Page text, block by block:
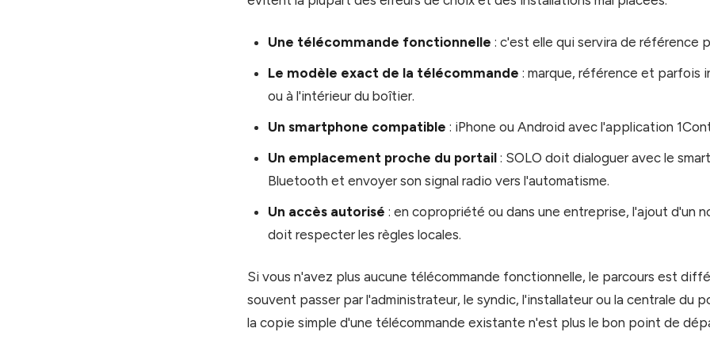
Une télécommande fonctionnelle : c'est elle qui servira de référence
Le modèle exact de la télécommande : marque, référence et parfois
ou à l'intérieur du boîtier.
Un smartphone compatible : iPhone ou Android avec l'application
Un emplacement proche du portail : SOLO doit dialoguer avec le
Bluetooth et envoyer son signal radio vers l'automatisme.
Un accès autorisé : en copropriété ou dans une entreprise, l'ajout d'un
doit respecter les règles locales.
Si vous n'avez plus aucune télécommande fonctionnelle, le parcours est
souvent passer par l'administrateur, le syndic, l'installateur ou la centrale du
la copie simple d'une télécommande existante n'est plus le bon point de